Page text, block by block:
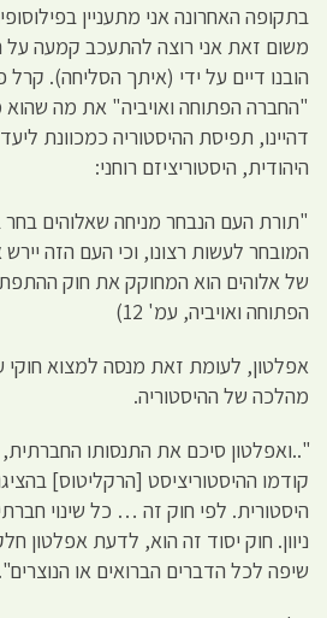
בתקופה האחרונה אני מתעניין
משום זאת אני רוצה להתעכב קמעה
הובנו דיים על ידי (איתך הסליחה).
"החברה הפתוחה ואויביה" את מה שהוא
דהיינו, תפיסת ההיסטוריה כמכוונת
היהודית, היסטוריציזם רוחני:
"תורת העם הנבחר מניחה שאלוהים
המובחר לעשות רצונו, וכי העם הזה
של אלוהים הוא המחוקק את חוק
הפתוחה ואויביה, עמ' 12)
אפלטון, לעומת זאת מנסה למצוא
מהלכה של ההיסטוריה.
"..ואפלטון סיכם את התנסותו
קודמו ההיסטוריציסט [הרקליטוס]
היסטורית. לפי חוק זה … כל שינוי
ניוון. חוק יסוד זה הוא, לדעת אפלטון
שיפה לכל הדברים הברואים או הנוצרים".